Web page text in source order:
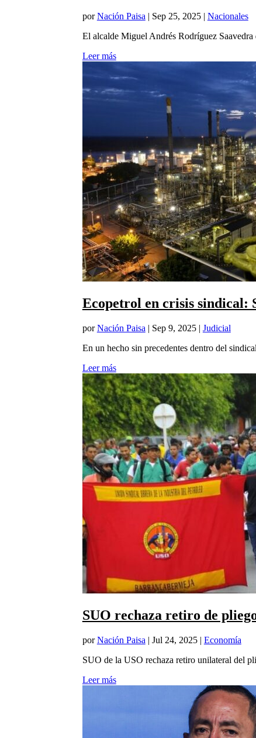
porNación Paisa| Sep 25, 2025| Nacionales
El alcalde Miguel Andrés Rodríguez
Leer más
Ecopetrol en crisis sindical:
porNación Paisa | Sep 9, 2025| Judicial
En un hecho sin precedentes dentro del
Leer más
SUO rechaza retiro de
porNación Paisa | Jul 24, 2025| Economía
SUO de la USO rechaza retiro unilateral del
Leer más